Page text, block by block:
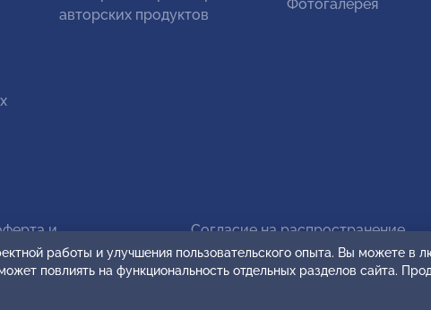
авторских продуктов
Фотогалерея
и
соглашение
Согласие на распространение
персональных данных
работы и улучшения пользовательского опыта. Вы можете в
повлиять на функциональность отдельных разделов сайта.